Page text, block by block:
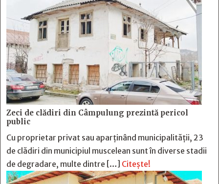
Zeci de clădiri din Câmpulung prezintă pericol
public
Cu proprietar privat sau aparținând municipalității, 23
de clădiri din municipiul muscelean sunt în diverse stadii
de degradare, multe dintre […] Citește!